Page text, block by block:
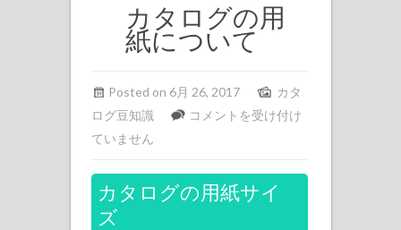
カタログの用
紙について
Posted on 6月 26, 2017
カタ
ログ豆知識
カ
グ
コメントを受け付け
ていません
カタログの用紙サイ
ズ